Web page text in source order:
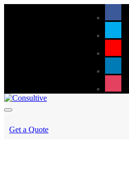
Get a Quote